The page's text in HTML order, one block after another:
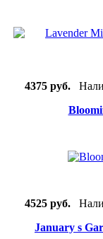
4375 руб.
4525 руб.
January s